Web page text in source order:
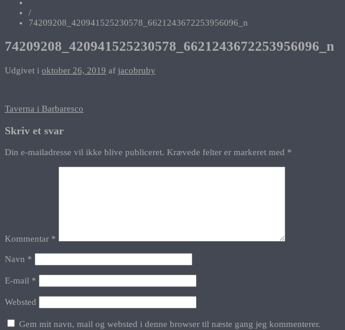
/
74209208_420941525230578_6621243672253956096_n
74209208_420941525230578_6621243672253956096_n
Udgivet i oktober 26, 2019 af jacobruby
Indlægsnavigation
Taverna i Barbaresco
Skriv et svar
Din e-mailadresse vil ikke blive publiceret. Krævede felter er markeret med *
Kommentar *
Navn *
E-mail *
Websted
Gem mit navn, mail og websted i denne browser til næste gang jeg kommenterer.